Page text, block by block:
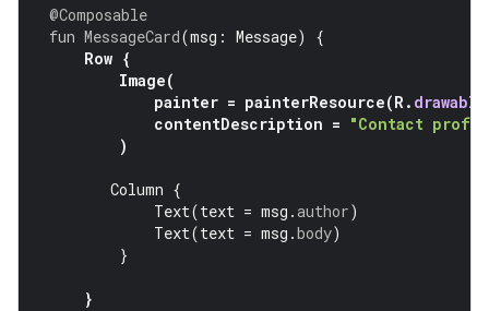
@Composable
fun MessageCard(msg : Message)
{
Row {
Image(
painter = painterResource(R. drawable
contentDescription = "Contact
)
Column {
Text(text = msg .author)
Text(text = msg .body)
}
}